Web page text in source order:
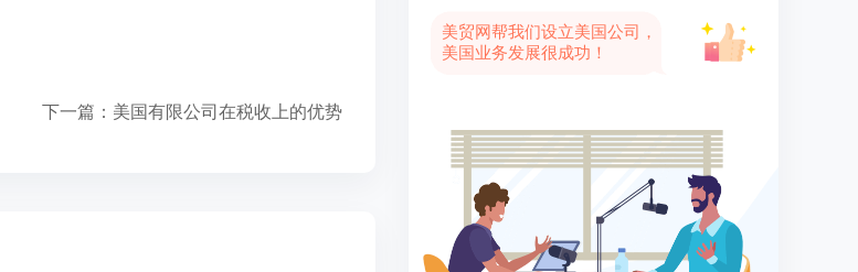
下一篇： 美国有限公司在税收上的优势
美贸网帮我们设立美国公司，
美国业务发展很成功！